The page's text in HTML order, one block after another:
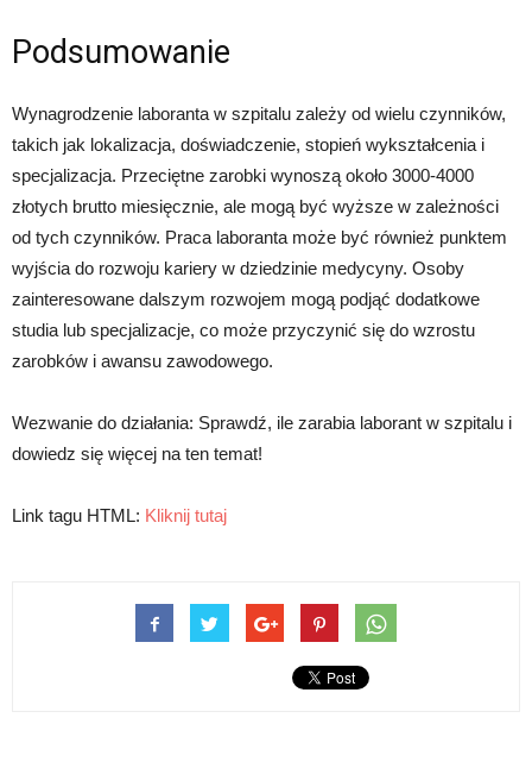
Podsumowanie
Wynagrodzenie laboranta w szpitalu zależy od wielu czynników,
takich jak lokalizacja, doświadczenie, stopień wykształcenia i
specjalizacja. Przeciętne zarobki wynoszą około 3000-4000
złotych brutto miesięcznie, ale mogą być wyższe w zależności
od tych czynników. Praca laboranta może być również punktem
wyjścia do rozwoju kariery w dziedzinie medycyny. Osoby
zainteresowane dalszym rozwojem mogą podjąć dodatkowe
studia lub specjalizacje, co może przyczynić się do wzrostu
zarobków i awansu zawodowego.
Wezwanie do działania: Sprawdź, ile zarabia laborant w szpitalu i
dowiedz się więcej na ten temat!
Link tagu HTML: Kliknij tutaj